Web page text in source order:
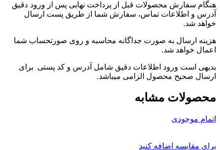
هنگام سفارش محصولات قبل از پرداخت نهایی پس از ورود دقیق
آدرس و اطلاعات تماس، سفارش شما از طریق پست ارسال
خواهد شد.
هزینه ارسال به صورت جداگانه محاسبه و روی صورتحساب شما
اعمال خواهد شد.
بدیهی است ورود اطلاعات دقیق شامل آدرس و کد پستی برای
ارسال صحیح محصول الزامی میباشد.
محصولات مشابه
اتمام موجودی
برای مقایسه اضافه کنید